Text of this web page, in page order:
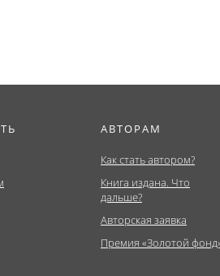
АВТОРАМ
Как стать автором?
Книга издана. Что
дальше?
Авторская заявка
Премия «Золотой